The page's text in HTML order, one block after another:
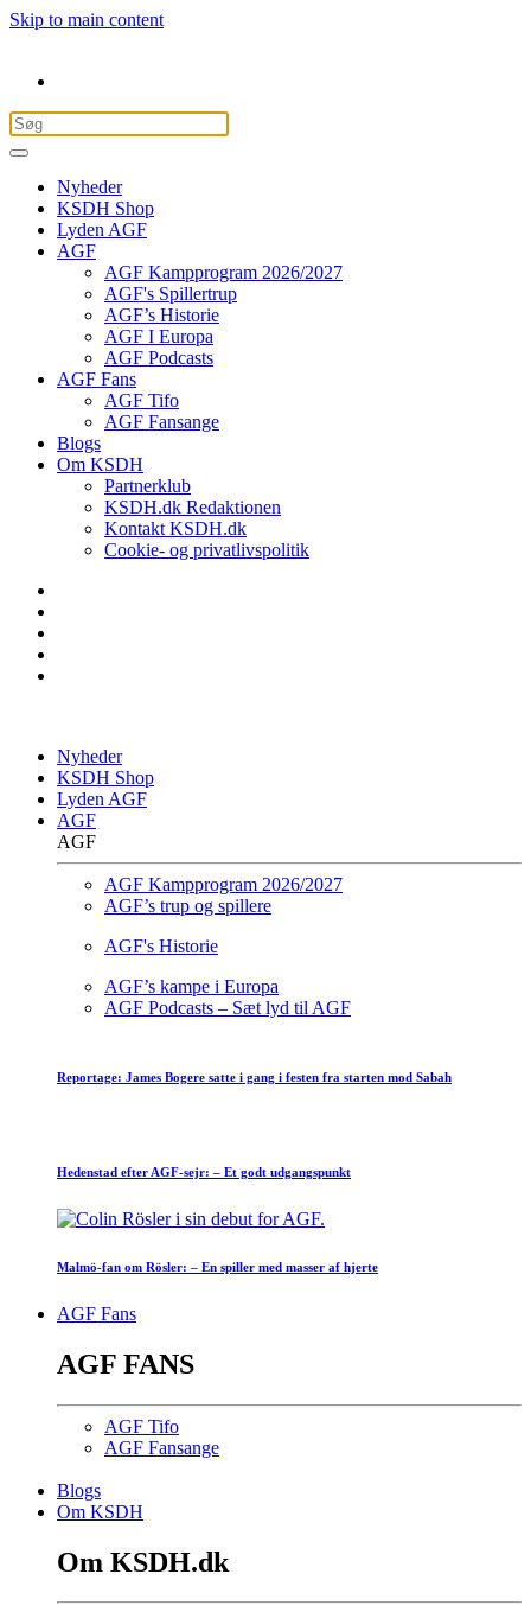
Skip to main content
Nyheder
KSDH Shop
Lyden AGF
AGF
AGF Kampprogram 2026/2027
AGF's Spillertrup
AGF’s Historie
AGF I Europa
AGF Podcasts
AGF Fans
AGF Tifo
AGF Fansange
Blogs
Om KSDH
Partnerklub
KSDH.dk Redaktionen
Kontakt KSDH.dk
Cookie- og privatlivspolitik
Nyheder
KSDH Shop
Lyden AGF
AGF
AGF
AGF Kampprogram 2026/2027
AGF’s trup og spillere
AGF's Historie
AGF’s kampe i Europa
AGF Podcasts – Sæt lyd til AGF
Reportage: James Bogere satte i gang i festen fra starten mod Sabah
Hedenstad efter AGF-sejr: – Et godt udgangspunkt
Malmö-fan om Rösler: – En spiller med masser af hjerte
AGF Fans
AGF FANS
AGF Tifo
AGF Fansange
Blogs
Om KSDH
Om KSDH.dk